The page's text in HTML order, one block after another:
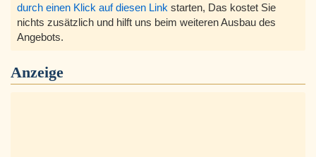
durch einen Klick auf diesen Link starten, Das kostet Sie
nichts zusätzlich und hilft uns beim weiteren Ausbau des
Angebots.
Anzeige